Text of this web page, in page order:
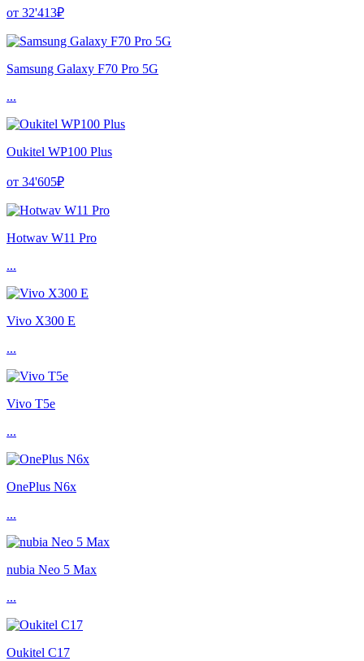
от 32'413₽
Samsung Galaxy F70 Pro 5G
...
Oukitel WP100 Plus
от 34'605₽
Hotwav W11 Pro
...
Vivo X300 E
...
Vivo T5e
...
OnePlus N6x
...
nubia Neo 5 Max
...
Oukitel C17